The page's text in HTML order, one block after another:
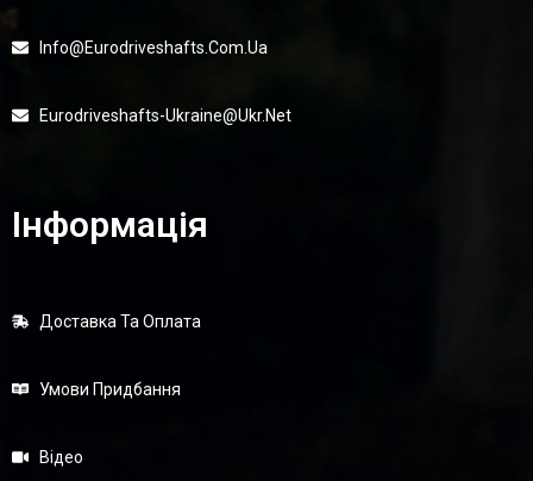
Info@eurodriveshafts.com.ua
Eurodriveshafts-Ukraine@ukr.net
Інформація
Доставка Та Оплата
Умови Придбання
Відео